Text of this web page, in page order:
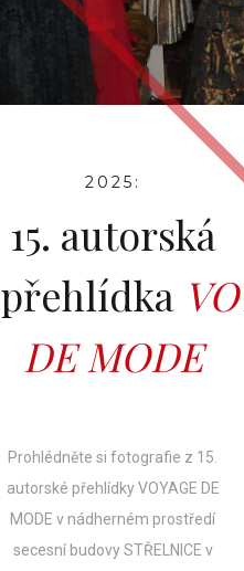
2025:
15. autorská
přehlídka
DE MODE
Prohlédněte si fotografie z 15.
autorské přehlídky VOYAGE DE
MODE v nádherném prostředí
secesní budovy STŘELNICE v